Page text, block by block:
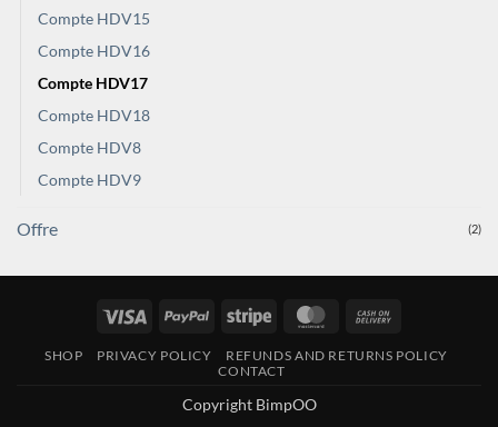
Compte HDV15
Compte HDV16
Compte HDV17
Compte HDV18
Compte HDV8
Compte HDV9
Offre (2)
Visa PayPal Stripe MasterCard
Delivery
SHOP PRIVACY POLICY
REFUNDS AND RETURNS POLICY
CONTACT
Copyright BimpOO